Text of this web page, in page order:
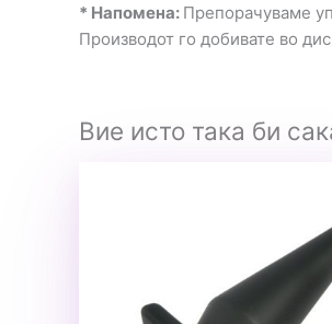
* Напомена: Препорачуваме
Производот го добивате во
Вие исто така би